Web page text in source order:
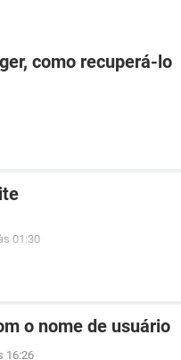
como recuperá-lo
01:30
o nome de usuário
16:26